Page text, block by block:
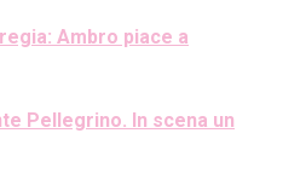
Ambro piace a
Pellegrino. In scena un